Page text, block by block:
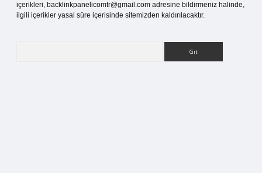
içerikleri, backlinkpanelicomtr@gmail.com adresine bildirmeniz halinde,
ilgili içerikler yasal süre içerisinde sitemizden kaldırılacaktır.